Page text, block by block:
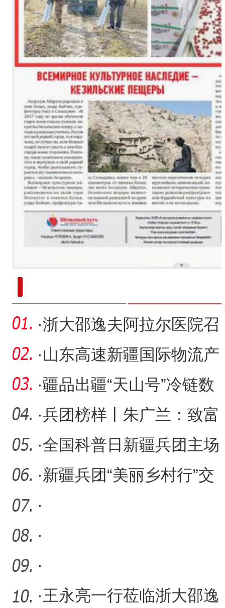
·浙大邵逸夫阿拉尔医院召
开廉洁警示教育会议
·山东高速新疆国际物流产
业园暨上合示范区新疆分
园
·疆品出疆“天山号”冷链数
字班列首发 助力新疆葡萄
·兵团榜样丨朱广兰：致富
不忘桑梓情 一片丹心暖乡
邻
·全国科普日新疆兵团主场
活动启动仪式在阿拉尔市
举
·新疆兵团“美丽乡村行”交
通安全巡回宣讲走进阿拉
·
·
·
·王永亮一行莅临浙大邵逸